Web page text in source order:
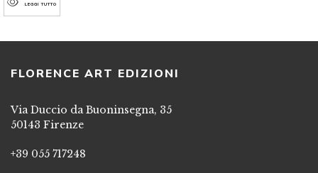
LEGGI TUTTO
FLORENCE ART EDIZIONI
Via Duccio da Buoninsegna, 35
50143 Firenze
+39 055 717248